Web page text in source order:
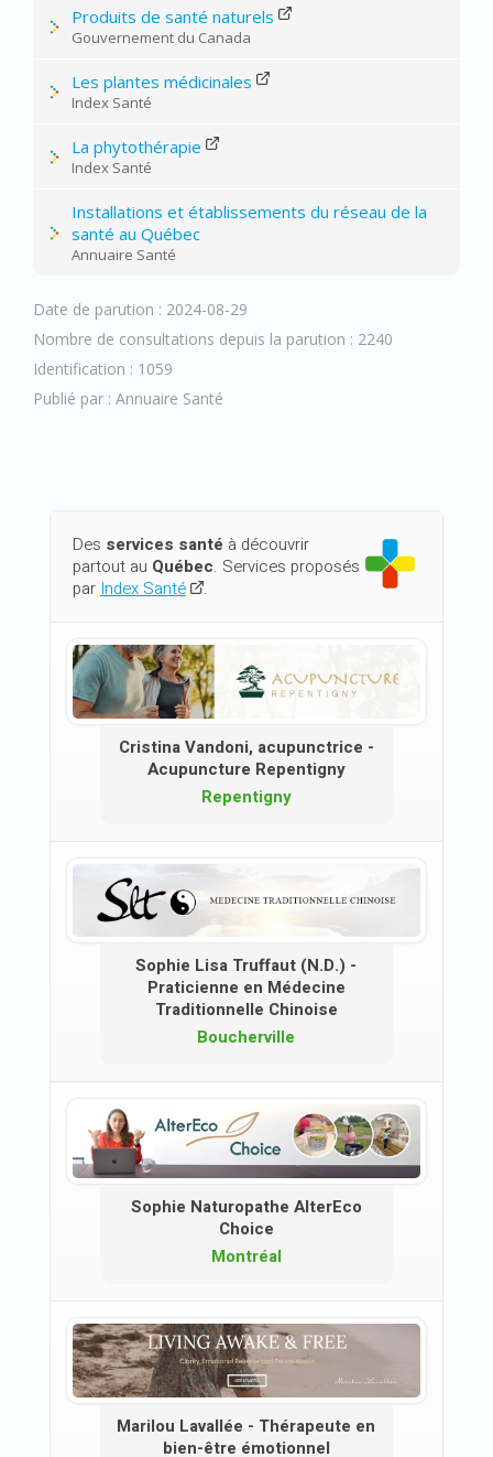
Produits de santé naturels
Gouvernement du Canada
Les plantes médicinales
Index Santé
La phytothérapie
Index Santé
Installations et établissements du réseau de la
santé au Québec
Annuaire Santé
Date de parution : 2024-08-29
Nombre de consultations depuis la parution : 2240
Identification : 1059
Publié par : Annuaire Santé
Des services santé à découvrir
partout au Québec. Services proposés
par Index Santé .
Cristina Vandoni, acupunctrice -
Acupuncture Repentigny
Repentigny
Sophie Lisa Truffaut (N.D.) -
Praticienne en Médecine
Traditionnelle Chinoise
Boucherville
Sophie Naturopathe AlterEco
Choice
Montréal
Marilou Lavallée - Thérapeute en
bien-être émotionnel